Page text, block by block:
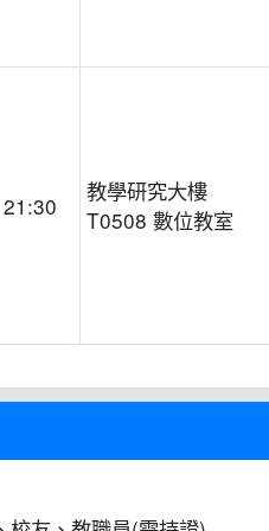
教學研究大樓
T0508 數位教室